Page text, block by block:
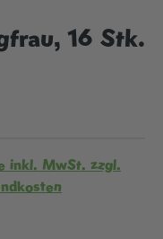
16 Stk.
inkl. MwSt. zzgl.